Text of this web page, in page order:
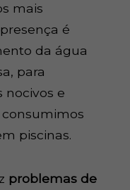
mais
é
da água
para
nocivos e
piscinas.
problemas de